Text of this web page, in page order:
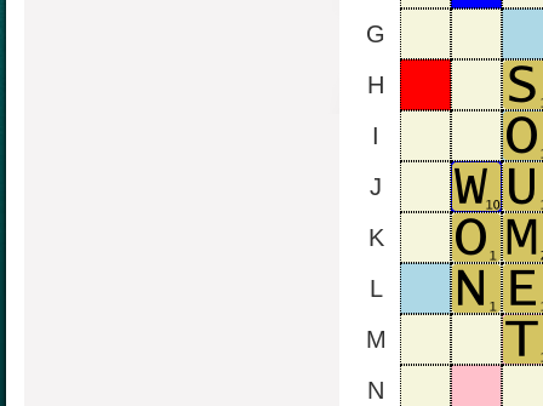
G
H
I
J
K
L
M
N